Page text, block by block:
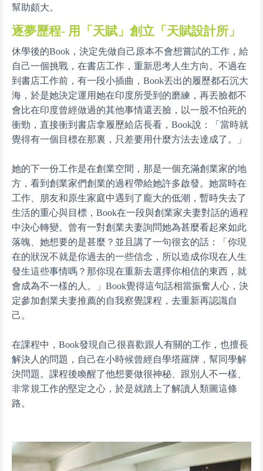
幫助頗大。
逐夢歷程- 用「天賦」創立「天賦設計所」
休學後的Book，決定先做自己原本不會想嘗試的工作，給
自己一個挑戰，在書店工作，重新思考人生方向。不過在
到書店工作前，有一段小插曲，Book丟出的履歷都石沉大
海，於是她決定運用她在印度所受到的磨練，再丟臉都不
會比在印度曾經做過的其他事情還丟臉，以一股不怕死的
衝勁，直接衝到書店拿履歷給店長看，Book說：「當時就
覺得有一個目標在那裏，只差要用什麼方法去達成了。」
她的下一份工作是在創業空間，那是一個充滿創業家的地
方，看到創業家們創業的過程帶給她許多啟發。她當時在
工作、朋友和原生家庭中遇到了龐大的低潮，暫時失去了
生活的重心與目標，Book在一段與創業家夫妻對話的過程
中決心轉變。曾有一對創業夫妻詢問她為甚麼看起來如此
落魄、她想要的是甚麼？並且講了一句很玄的話：「你現
在的狀況不就是你過去的一些信念，所以造成你現在人生
發生這些事情嗎？那你現在重新去選擇你相信的東西，就
會成為不一樣的人。」Book覺得這句話相當振奮人心，決
定參加創業夫妻推薦的自我察覺課程，去重新再認識自
己。
在課程中，Book發現自己很喜歡跟人有關的工作，也擅長
解決人的問題，自己在小時候曾經自學塔羅牌，幫同學解
決問題。課程後喚醒了他想要做很神秘、跟別人不一樣、
非常規工作的堅定之心，於是就踏上了解讀人類圖這條
路。